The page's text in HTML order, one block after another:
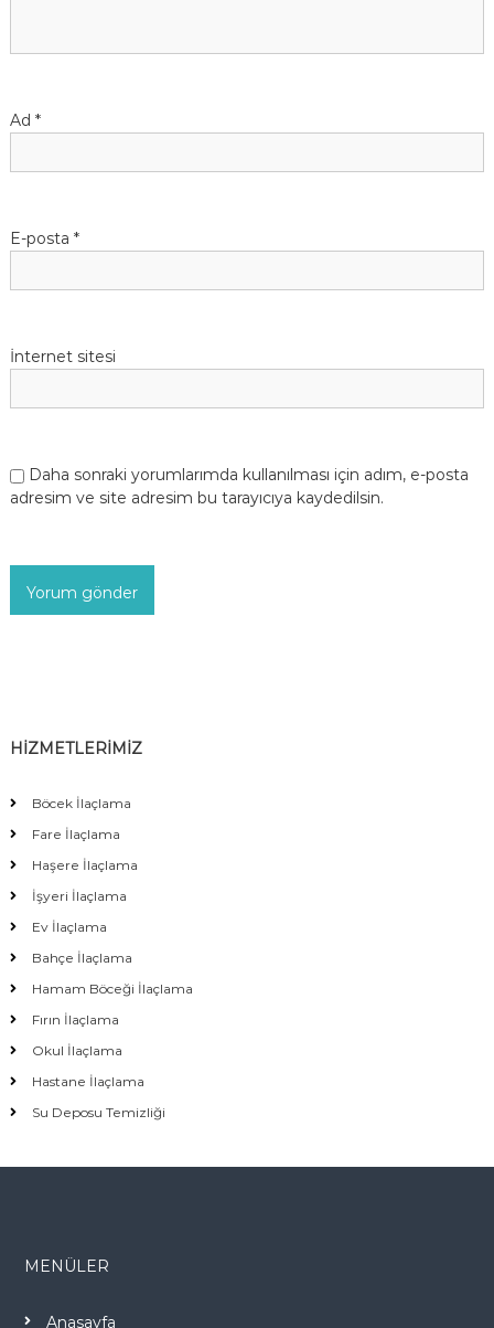
Ad *
E-posta *
İnternet sitesi
Daha sonraki yorumlarımda kullanılması için adım, e-posta
adresim ve site adresim bu tarayıcıya kaydedilsin.
HİZMETLERİMİZ
Böcek İlaçlama
Fare İlaçlama
Haşere İlaçlama
İşyeri İlaçlama
Ev İlaçlama
Bahçe İlaçlama
Hamam Böceği İlaçlama
Fırın İlaçlama
Okul İlaçlama
Hastane İlaçlama
Su Deposu Temizliği
MENÜLER
Anasayfa